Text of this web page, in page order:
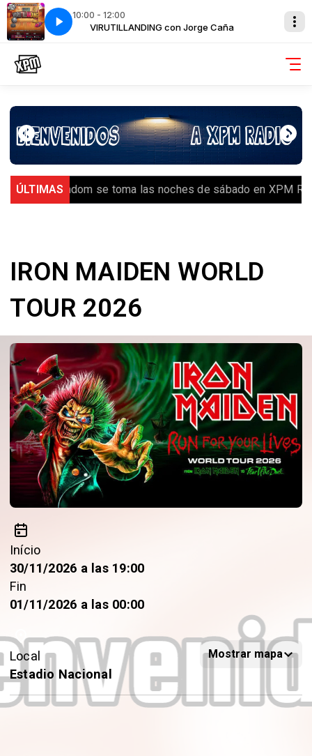
10:00 - 12:00
VIRUTILLANDING con Jorge Caña
ÚLTIMAS
️ Royal Random se toma las noches de sábado en XPM Radio
IRON MAIDEN WORLD
TOUR 2026
Início
30/11/2026 a las 19:00
Fin
01/11/2026 a las 00:00
Local
Estadio Nacional
Mostrar mapa